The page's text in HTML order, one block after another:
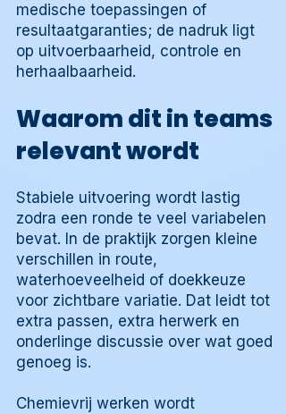
medische toepassingen of
resultaatgaranties; de nadruk ligt
op uitvoerbaarheid, controle en
herhaalbaarheid.
Waarom dit in teams
relevant wordt
Stabiele uitvoering wordt lastig
zodra een ronde te veel variabelen
bevat. In de praktijk zorgen kleine
verschillen in route,
waterhoeveelheid of doekkeuze
voor zichtbare variatie. Dat leidt tot
extra passen, extra herwerk en
onderlinge discussie over wat goed
genoeg is.
Chemievrij werken wordt